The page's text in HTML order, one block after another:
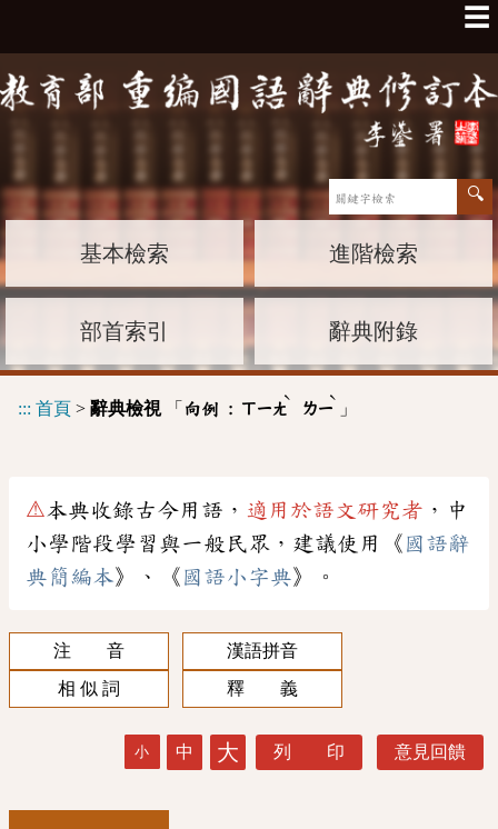
☰
基本檢索 進階檢索
部首索引 辭典附錄
::: 首頁 > 辭典檢視「 向例 : ㄒㄧㄤ
ˋ
ㄌㄧ
ˋ
」
⚠本典收錄古今用語， 適用於語文研究者 ，中
小學階段學習與一般民眾，建議使用《 國語辭
典簡編本》、《 國語小字典》。
注 音
漢語拼音
相 似 詞
釋 義
小 中 大 列 印 意見回饋